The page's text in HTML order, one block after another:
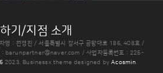
기/지점 소개
명 : 전경진 / 서울특별시 강서구 공항대로 186, 408호 /
: barunpartner@naver.com / 사업자등록번호 : 225-
2023. Businessx theme designed byAcosmin.